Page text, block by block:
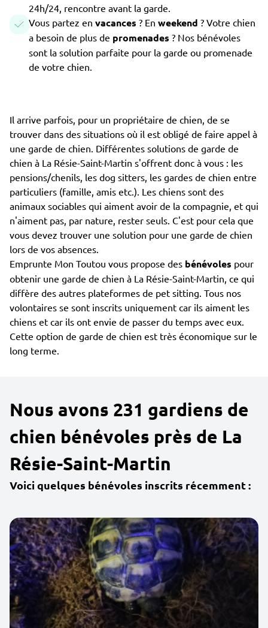
24h/24, rencontre avant la garde.
Vous partez en vacances ? En weekend ? Votre chien
a besoin de plus de promenades ? Nos bénévoles
sont la solution parfaite pour la garde ou promenade
de votre chien.
Il arrive parfois, pour un propriétaire de chien, de se
trouver dans des situations où il est obligé de faire appel à
une garde de chien. Différentes solutions de garde de
chien à La Résie-Saint-Martin s'offrent donc à vous : les
pensions/chenils, les dog sitters, les gardes de chien entre
particuliers (famille, amis etc.). Les chiens sont des
animaux sociables qui aiment avoir de la compagnie, et qui
n'aiment pas, par nature, rester seuls. C'est pour cela que
vous devez trouver une solution pour une garde de chien
lors de vos absences.
Emprunte Mon Toutou vous propose des bénévoles pour
obtenir une garde de chien à La Résie-Saint-Martin, ce qui
diffère des autres plateformes de pet sitting. Tous nos
volontaires se sont inscrits uniquement car ils aiment les
chiens et car ils ont envie de passer du temps avec eux.
Cette option de garde de chien est très économique sur le
long terme.
Nous avons 231 gardiens de
chien bénévoles près de La
Résie-Saint-Martin
Voici quelques bénévoles inscrits récemment :